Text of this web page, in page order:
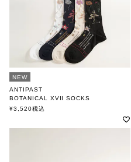
NEW
ANTIPAST
BOTANICAL XVII SOCKS
アンティパスト
¥3,520税込